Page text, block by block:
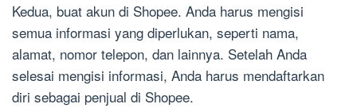
Kedua, buat akun di Shopee. Anda harus mengisi
semua informasi yang diperlukan, seperti nama,
alamat, nomor telepon, dan lainnya. Setelah Anda
selesai mengisi informasi, Anda harus mendaftarkan
diri sebagai penjual di Shopee.